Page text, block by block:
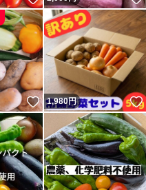
いいね！
1,980円